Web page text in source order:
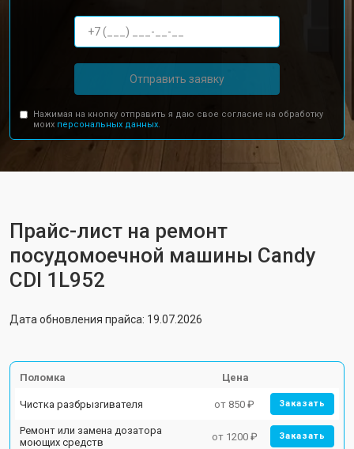
Отправить заявку
Нажимая на кнопку отправить я даю свое согласие на обработку
моих персональных данных.
Прайс-лист на ремонт
посудомоечной машины Candy
CDI 1L952
Дата обновления прайса: 19.07.2026
Поломка Цена
Чистка разбрызгивателя от 850 ₽ Заказать
Ремонт или замена дозатора
моющих средств
от 1200 ₽ Заказать